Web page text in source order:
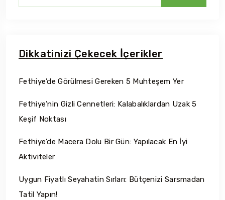
Dikkatinizi Çekecek İçerikler
Fethiye’de Görülmesi Gereken 5 Muhteşem Yer
Fethiye’nin Gizli Cennetleri: Kalabalıklardan Uzak 5
Keşif Noktası
Fethiye’de Macera Dolu Bir Gün: Yapılacak En İyi
Aktiviteler
Uygun Fiyatlı Seyahatin Sırları: Bütçenizi Sarsmadan
Tatil Yapın!